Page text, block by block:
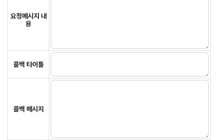
요청메시지 내
용
콜백 타이틀
콜백 메시지